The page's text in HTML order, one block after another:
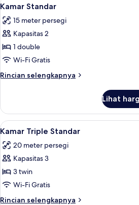
semua
foto
untuk
Kamar
Standar
5
Kamar Standar
15 meter persegi
Kapasitas 2
1 double
Wi-Fi Gratis
Rincian selengkapnya
Rincian
Kamar
Standar
Lihat
Lihat
semua
foto
untuk
Kamar
Triple
Standar
4
Kamar Triple Standar
20 meter persegi
Kapasitas 3
3 twin
Wi-Fi Gratis
Rincian selengkapnya
Rincian